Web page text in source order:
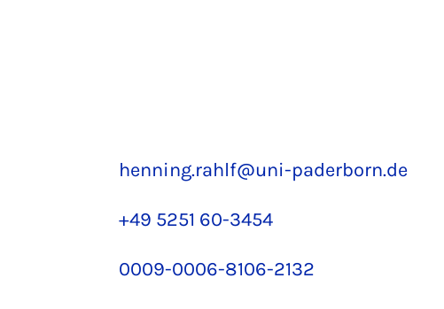
henning.rahlf@uni-paderborn.de
+49 5251 60-3454
0009-0006-8106-2132